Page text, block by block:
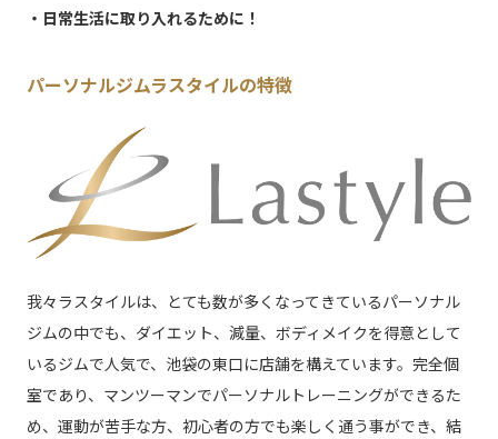
・日常生活に取り入れるために！
パーソナルジムラスタイルの特徴
我々ラスタイルは、とても数が多くなってきているパーソナル
ジムの中でも、ダイエット、減量、ボディメイクを得意として
いるジムで人気で、池袋の東口に店舗を構えています。完全個
室であり、マンツーマンでパーソナルトレーニングができるた
め、運動が苦手な方、初心者の方でも楽しく通う事ができ、結